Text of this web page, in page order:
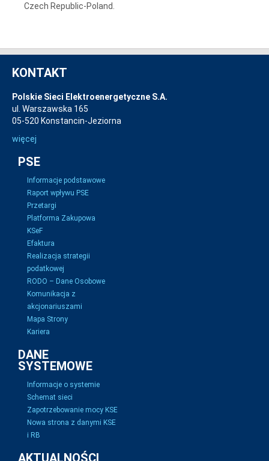
Czech Republic-Poland.
KONTAKT
Polskie Sieci Elektroenergetyczne S.A.
ul. Warszawska 165
05-520 Konstancin-Jeziorna
więcej
PSE
Informacje podstawowe
Raport wpływu PSE
Przetargi
Platforma Zakupowa
KSeF
Efaktura
Realizacja strategii
podatkowej
RODO – Dane Osobowe
Komunikacja z
akcjonariuszami
Mapa Strony
Kariera
DANE
SYSTEMOWE
Informacje o systemie
Schemat sieci
Zapotrzebowanie mocy KSE
Nowa strona z danymi KSE
i RB
AKTUALNOŚCI